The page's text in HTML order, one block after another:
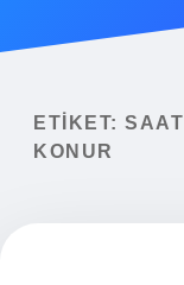
Yasal Uyarı
ETIKET:
KONUR